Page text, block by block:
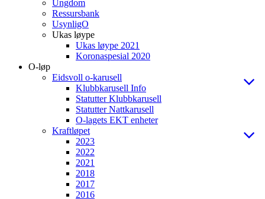
Ungdom
Ressursbank
UsynligO
Ukas løype
Ukas løype 2021
Koronaspesial 2020
O-løp
Eidsvoll o-karusell
Klubbkarusell Info
Statutter Klubbkarusell
Statutter Nattkarusell
O-lagets EKT enheter
Kraftløpet
2023
2022
2021
2018
2017
2016